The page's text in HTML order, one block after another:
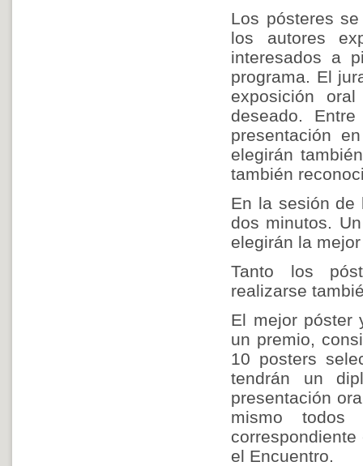
Los pósteres
los autores
interesados a
programa. El
exposición
deseado.
presentación
elegirán
también
En la sesión de
dos minutos.
elegirán la
Tanto los
realizarse
El mejor póster
un premio,
10 posters
tendrán un
presentación
mismo todos
el Encuentro.